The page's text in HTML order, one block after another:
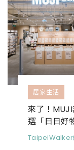
居家生活
來了！
選「日日好
TaipeiWalker